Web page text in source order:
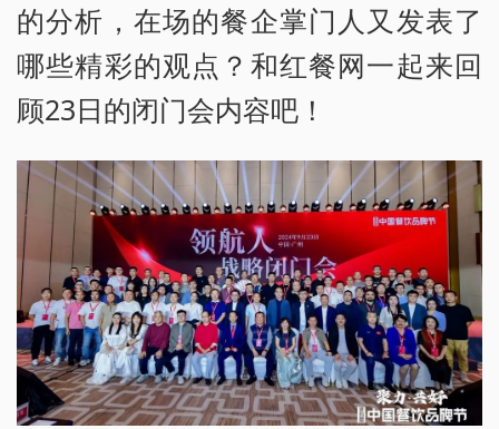
的分析，在场的餐企掌门人又发表了
哪些精彩的观点？和红餐网一起来回
顾23日的闭门会内容吧！